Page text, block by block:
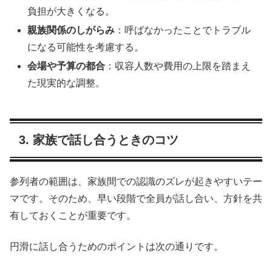
負担が大きくなる。
親族関係のしがらみ ：呼ばなかったことでトラブル
になる可能性を考慮する。
会場や予算の都合 ：収容人数や費用の上限を踏まえ
た現実的な調整。
3. 家族で話し合うときのコツ
参列者の範囲は、家族間での認識のズレが起きやすいテー
マです。そのため、早い段階で全員が話し合い、方針を共
有しておくことが重要です。
円滑に話し合うためのポイントは次の通りです。